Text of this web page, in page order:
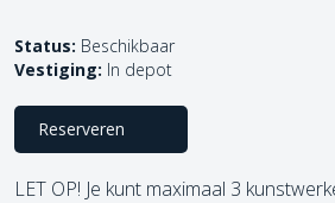
Status: Beschikbaar
Vestiging: In depot
Reserveren
LET OP! Je kunt maximaal 3